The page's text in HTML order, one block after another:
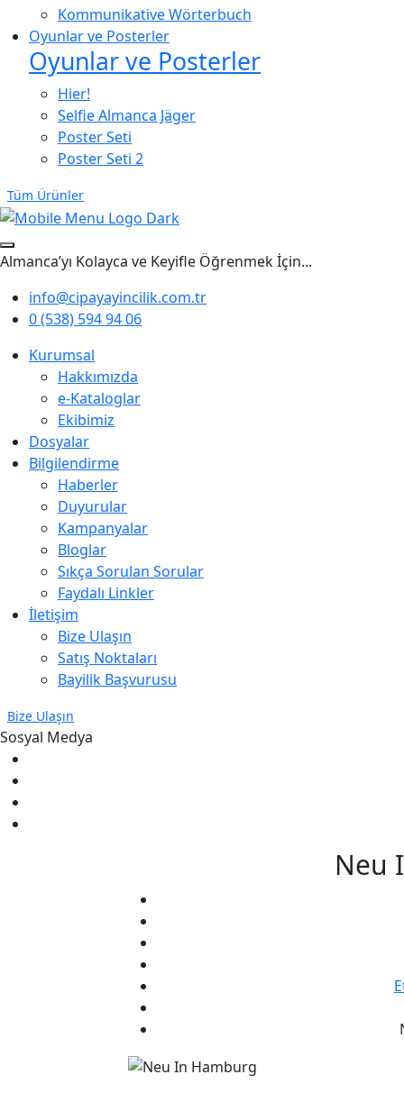
Kommunikative Wörterbuch
Oyunlar ve Posterler
Oyunlar ve Posterler
Hier!
Selfie Almanca Jäger
Poster Seti
Poster Seti 2
Tüm Ürünler
Almanca’yı Kolayca ve Keyifle Öğrenmek İçin...
info@cipayayincilik.com.tr
0 (538) 594 94 06
Kurumsal
Hakkımızda
e-Kataloglar
Ekibimiz
Dosyalar
Bilgilendirme
Haberler
Duyurular
Kampanyalar
Bloglar
Sıkça Sorulan Sorular
Faydalı Linkler
İletişim
Bize Ulaşın
Satış Noktaları
Bayilik Başvurusu
Bize Ulaşın
Sosyal Medya
Neu